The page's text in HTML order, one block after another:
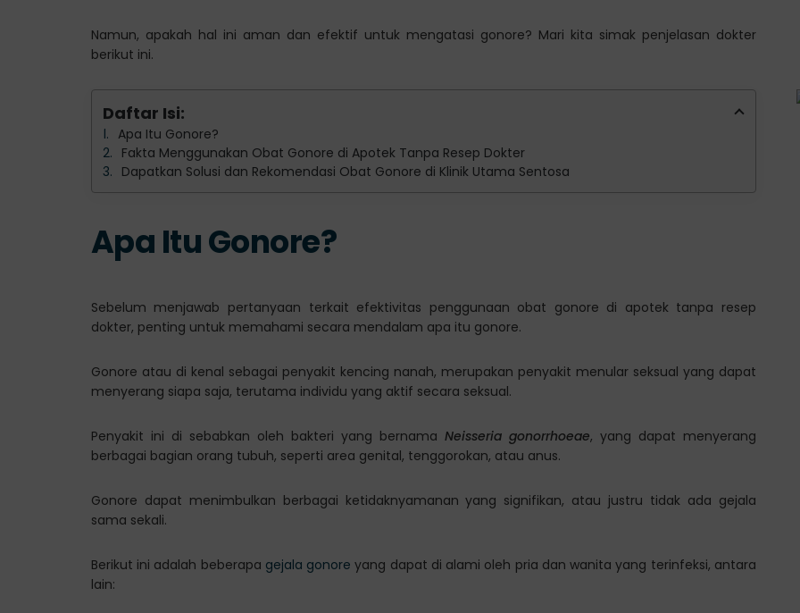
Namun, apakah hal ini aman dan efektif untuk mengatasi gonore? Mari kita simak penjelasan dokter
berikut ini.
Daftar Isi:
Apa Itu Gonore?
Fakta Menggunakan Obat Gonore di Apotek Tanpa Resep Dokter
Dapatkan Solusi dan Rekomendasi Obat Gonore di Klinik Utama Sentosa
Apa Itu Gonore?
Sebelum menjawab pertanyaan terkait efektivitas penggunaan obat gonore di apotek tanpa resep
dokter, penting untuk memahami secara mendalam apa itu gonore.
Gonore atau di kenal sebagai penyakit kencing nanah, merupakan penyakit menular seksual yang dapat
menyerang siapa saja, terutama individu yang aktif secara seksual.
Penyakit ini di sebabkan oleh bakteri yang bernama Neisseria gonorrhoeae, yang dapat menyerang
berbagai bagian orang tubuh, seperti area genital, tenggorokan, atau anus.
Gonore dapat menimbulkan berbagai ketidaknyamanan yang signifikan, atau justru tidak ada gejala
sama sekali.
Berikut ini adalah beberapa gejala gonore yang dapat di alami oleh pria dan wanita yang terinfeksi, antara
lain: